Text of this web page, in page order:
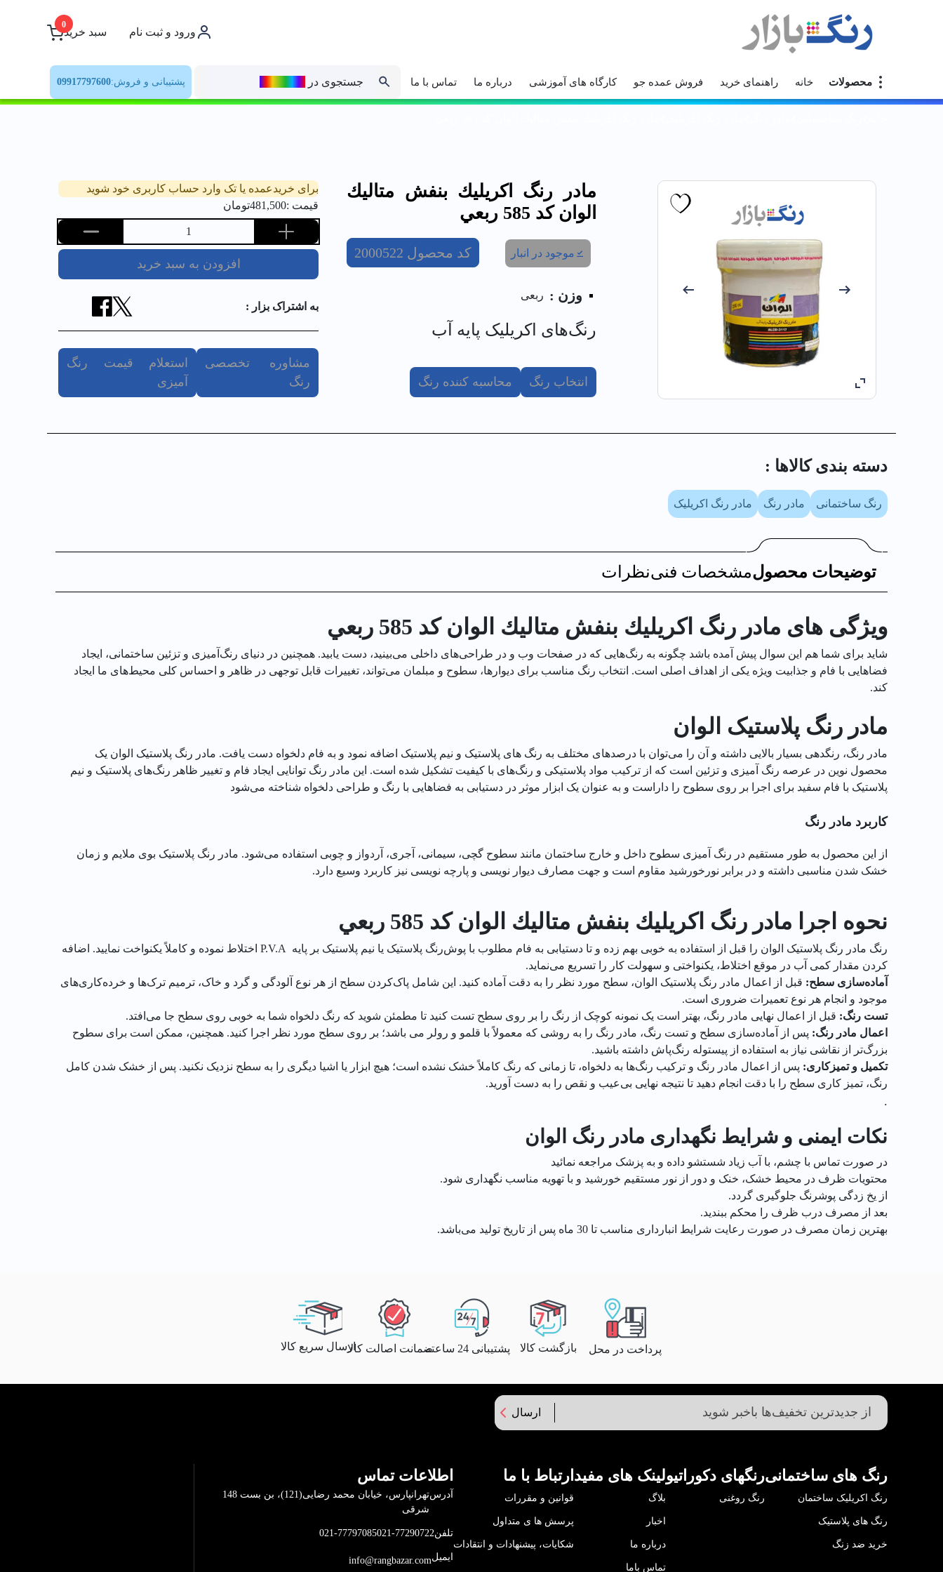
ورود و ثبت نام سبد خرید
0
محصولات خانه راهنمای خرید فروش عمده جو کارگاه های آموزشی درباره ما تماس با ما جستجوی در پشتیبانی و فروش:09917797600
مادر رنگ اكريليك بنفش متاليك
الوان کد 585 ربعي
موجود در انبار کد محصول 2000522
وزن : ربعی
رنگ‌های اکریلیک پایه آب
انتخاب رنگ محاسبه کننده رنگ
برای خریدعمده یا تک وارد حساب کاربری خود شوید
قیمت :481,500تومان
1
افزودن به سبد خرید
به اشتراک بزار :
مشاوره تخصصی
رنگ
استعلام قیمت رنگ
آمیزی
دسته بندی کالا‌ها :
رنگ ساختمانی مادر رنگ مادر رنگ اکریلیک
توضیحات محصولمشخصات فنینظرات
ویژگی های مادر رنگ اكريليك بنفش متاليك الوان کد 585 ربعي
شاید برای شما هم این سوال پیش آمده باشد چگونه به رنگ‌هایی که در صفحات وب و در طراحی‌های داخلی می‌بینید، دست یابید. همچنین در دنیای رنگ‌آمیزی و تزئین ساختمانی، ایجاد
فضاهایی با فام و جذابیت ویژه یکی از اهداف اصلی است. انتخاب رنگ مناسب برای دیوارها، سطوح و مبلمان می‌تواند، تغییرات قابل توجهی در ظاهر و احساس کلی محیط‌های ما ایجاد
کند.
مادر رنگ پلاستیک الوان
مادر رنگ، رنگدهی بسیار بالایی داشته و آن را می‌توان با درصدهای مختلف به رنگ های پلاستیک و نیم پلاستیک اضافه نمود و به فام دلخواه دست یافت. مادر رنگ پلاستیک الوان یک
محصول نوین در عرصه رنگ ‌آمیزی و تزئین است که از ترکیب مواد پلاستیکی و رنگ‌های با کیفیت تشکیل شده است. این مادر رنگ توانایی ایجاد فام و تغییر ظاهر رنگ‌های پلاستیک و نیم
پلاستیک با فام سفید برای اجرا بر روی سطوح را داراست و به عنوان یک ابزار موثر در دستیابی به فضاهایی با رنگ و طراحی دلخواه شناخته می‌شود
کاربرد مادر رنگ
از این محصول به طور مستقیم در رنگ آمیزی سطوح داخل و خارج ساختمان مانند سطوح گچی، سیمانی، آجری، آردواز و چوبی استفاده می‌شود. مادر رنگ پلاستیک بوی ملایم و زمان
خشک شدن مناسبی داشته و در برابر نورخورشید مقاوم است و جهت مصارف دیوار نویسی و پارچه نویسی نیز کاربرد وسیع دارد.
نحوه اجرا مادر رنگ اكريليك بنفش متاليك الوان کد 585 ربعي
رنگ مادر رنگ پلاستیک الوان را قبل از استفاده به خوبی بهم زده و تا دستیابی به فام مطلوب با پوش‌رنگ پلاستیک یا نیم پلاستیک بر پایه P.V.A اختلاط نموده و کاملاً یکنواخت نمایید. اضافه
کردن مقدار کمی آب در موقع اختلاط، یکنواختی و سهولت کار را تسریع می‌نماید.
آماده‌سازی سطح: قبل از اعمال مادر رنگ پلاستیک الوان، سطح مورد نظر را به دقت آماده کنید. این شامل پاک‌کردن سطح از هر نوع آلودگی و گرد و خاک، ترمیم ترک‌ها و خرده‌کاری‌های
موجود و انجام هر نوع تعمیرات ضروری است.
تست رنگ: قبل از اعمال نهایی مادر رنگ، بهتر است یک نمونه کوچک از رنگ را بر روی سطح تست کنید تا مطمئن شوید که رنگ دلخواه شما به خوبی روی سطح جا می‌افتد.
اعمال مادر رنگ: پس از آماده‌سازی سطح و تست رنگ، مادر رنگ را به روشی که معمولاً با قلمو و رولر می باشد؛ بر روی سطح مورد نظر اجرا کنید. همچنین، ممکن است برای سطوح
بزرگ‌تر از نقاشی نیاز به استفاده از پیستوله رنگ‌پاش داشته باشید.
تکمیل و تمیزکاری: پس از اعمال مادر رنگ و ترکیب رنگ‌ها به دلخواه، تا زمانی که رنگ کاملاً خشک نشده است؛ هیچ ابزار یا اشیا دیگری را به سطح نزدیک نکنید. پس از خشک شدن کامل
رنگ، تمیز کاری سطح را با دقت انجام دهید تا نتیجه نهایی بی‌عیب و نقص را به دست آورید.
.
نکات ایمنی و شرایط نگهداری مادر رنگ الوان
در صورت تماس با چشم، با آب زیاد شستشو داده و به پزشک مراجعه نمائید
محتویات ظرف در محیط خشک، خنک و دور از نور مستقیم خورشید و با تهویه مناسب نگهداری شود.
از یخ زدگی پوشرنگ جلوگیری گردد.
بعد از مصرف درب ظرف را محکم ببندید.
بهترین زمان مصرف در صورت رعایت شرایط انبارداری مناسب تا 30 ماه پس از تاریخ تولید می‌باشد.
پرداخت در محل بازگشت کالا پشتیبانی 24 ساعته ضمانت اصالت کالاارسال سریع کالا
ارسال
رنگ های ساختمانی
رنگ اکریلیک ساختمان
رنگ های پلاستیک
خرید ضد زنگ
رنگهای دکوراتیو
رنگ روغنی
لینک های مفید
بلاگ
اخبار
درباره ما
تماس باما
ارتباط با ما
قوانین و مقررات
پرسش ها ی متداول
شکایات، پیشنهادات و انتقادات
اطلاعات تماس
آدرس
تهرانپارس، خیابان محمد رضایی(121)، بن بست 148
شرقی
تلفن021-77290722
021-77797085
ایمیلinfo@rangbazar.com